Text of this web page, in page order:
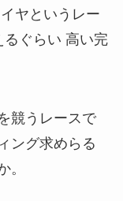
ヤというレー
ぐらい 高い完
競うレースで
ング求めらる
。